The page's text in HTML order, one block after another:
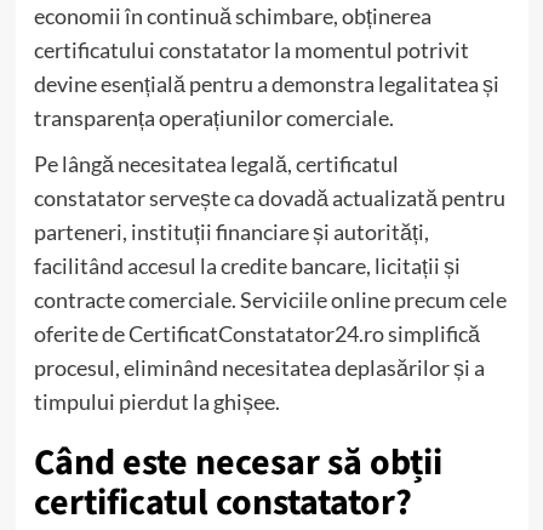
economii în continuă schimbare, obținerea
certificatului constatator la momentul potrivit
devine esențială pentru a demonstra legalitatea și
transparența operațiunilor comerciale.
Pe lângă necesitatea legală, certificatul
constatator servește ca dovadă actualizată pentru
parteneri, instituții financiare și autorități,
facilitând accesul la credite bancare, licitații și
contracte comerciale. Serviciile online precum cele
oferite de CertificatConstatator24.ro simplifică
procesul, eliminând necesitatea deplasărilor și a
timpului pierdut la ghișee.
Când este necesar să obții
certificatul constatator?